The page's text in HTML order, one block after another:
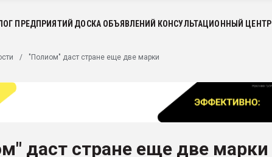
выходит на
рынке
ПРЕДПРИЯТИЙ ДОСКА ОБЪЯВЛЕНИЙ КОНСУЛЬТАЦИОННЫЙ ЦЕНТР
"Полиом" даст стране еще две марки
даст стране еще две марки